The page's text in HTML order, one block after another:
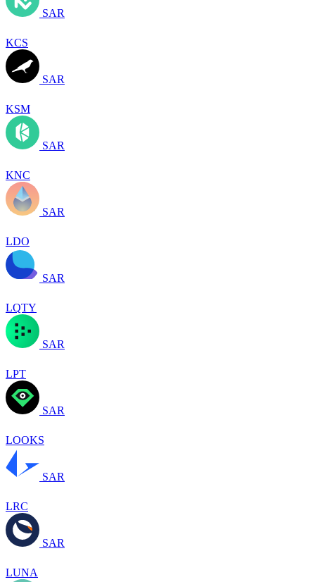
SAR
KCS
SAR
KSM
SAR
KNC
SAR
LDO
SAR
LQTY
SAR
LPT
SAR
LOOKS
SAR
LRC
SAR
LUNA